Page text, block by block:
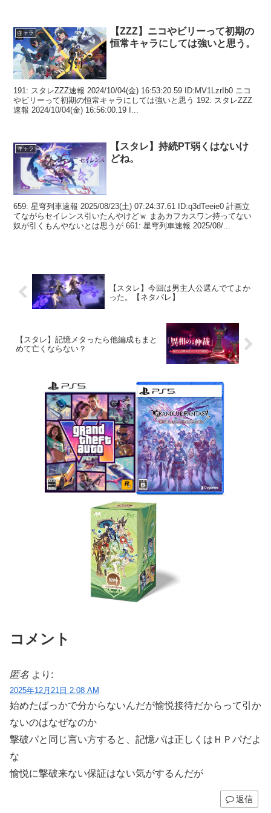
キャラ
【ZZZ】ニコやビリーって初期の
恒常キャラにしては強いと思う。
191: スタレZZZ速報 2024/10/04(金) 16:53:20.59 ID:MV1LzrIb0 ニコ
やビリーって初期の恒常キャラにしては強いと思う 192: スタレZZZ
速報 2024/10/04(金) 16:56:00.19 I...
キャラ
【スタレ】持続PT弱くはないけ
どね。
659: 星穹列車速報 2025/08/23(土) 07:24:37.61 ID:q3dTeeie0 計画立
てながらセイレンス引いたんやけどｗ まあカフカスワン持ってない
奴が引くもんやないとは思うが 661: 星穹列車速報 2025/08/...
【スタレ】今回は男主人公選んでてよか
った。【ネタバレ】
【スタレ】記憶メタったら他編成もまと
めて亡くならない？
コメント
匿名 より:
2025年12月21日 2:08 AM
始めたばっかで分からないんだが愉悦接待だからって引か
ないのはなぜなのか
撃破パと同じ言い方すると、記憶パは正しくはＨＰパだよ
な
愉悦に撃破来ない保証はない気がするんだが
返信